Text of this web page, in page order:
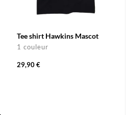
Tee shirt Hawkins Mascot
1 couleur
29,90 €